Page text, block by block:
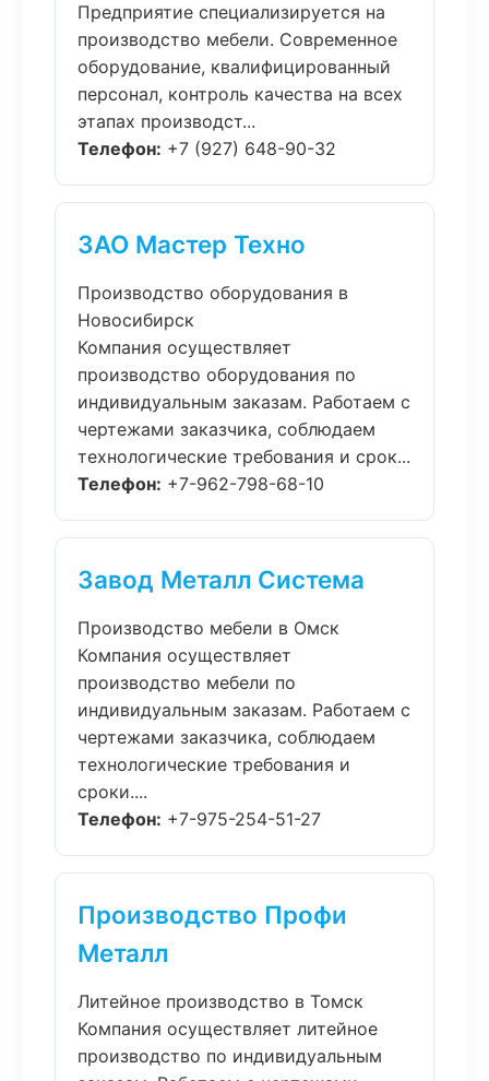
Предприятие специализируется на
производство мебели. Современное
оборудование, квалифицированный
персонал, контроль качества на всех
этапах производст...
Телефон: +7 (927) 648-90-32
ЗАО Мастер Техно
Производство оборудования в
Новосибирск
Компания осуществляет
производство оборудования по
индивидуальным заказам. Работаем с
чертежами заказчика, соблюдаем
технологические требования и срок...
Телефон: +7-962-798-68-10
Завод Металл Система
Производство мебели в Омск
Компания осуществляет
производство мебели по
индивидуальным заказам. Работаем с
чертежами заказчика, соблюдаем
технологические требования и
сроки....
Телефон: +7-975-254-51-27
Производство Профи
Металл
Литейное производство в Томск
Компания осуществляет литейное
производство по индивидуальным